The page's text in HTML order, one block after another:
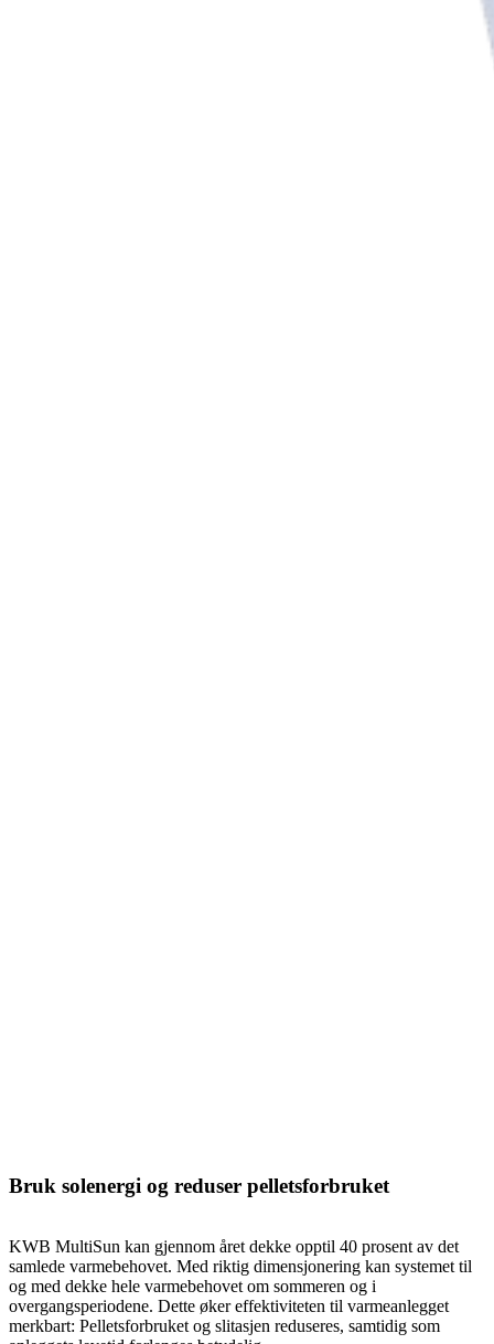
Bruk solenergi og reduser pelletsforbruket
KWB MultiSun kan gjennom året dekke opptil 40 prosent av det
samlede varmebehovet. Med riktig dimensjonering kan systemet til
og med dekke hele varmebehovet om sommeren og i
overgangsperiodene. Dette øker effektiviteten til varmeanlegget
merkbart: Pelletsforbruket og slitasjen reduseres, samtidig som